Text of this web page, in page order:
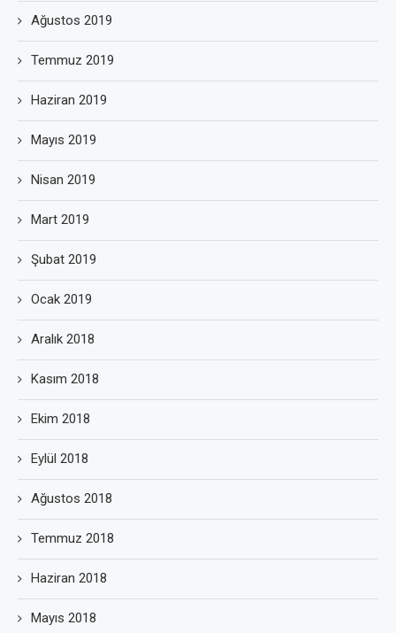
Ağustos 2019
Temmuz 2019
Haziran 2019
Mayıs 2019
Nisan 2019
Mart 2019
Şubat 2019
Ocak 2019
Aralık 2018
Kasım 2018
Ekim 2018
Eylül 2018
Ağustos 2018
Temmuz 2018
Haziran 2018
Mayıs 2018